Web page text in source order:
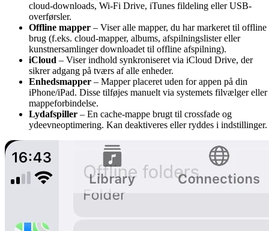
cloud-downloads, Wi-Fi Drive, iTunes fildeling eller USB-
overførsler.
Offline mapper – Viser alle mapper, du har markeret til offline
brug (f.eks. cloud-mapper, albums, afspilningslister eller
kunstnersamlinger downloadet til offline afspilning).
iCloud – Viser indhold synkroniseret via iCloud Drive, der
sikrer adgang på tværs af alle enheder.
Enhedsmapper – Mapper placeret uden for appen på din
iPhone/iPad. Disse tilføjes manuelt via systemets filvælger eller
mappeforbindelse.
Lydafspiller – En cache-mappe brugt til crossfade og
ydeevneoptimering. Kan deaktiveres eller ryddes i indstillinger.